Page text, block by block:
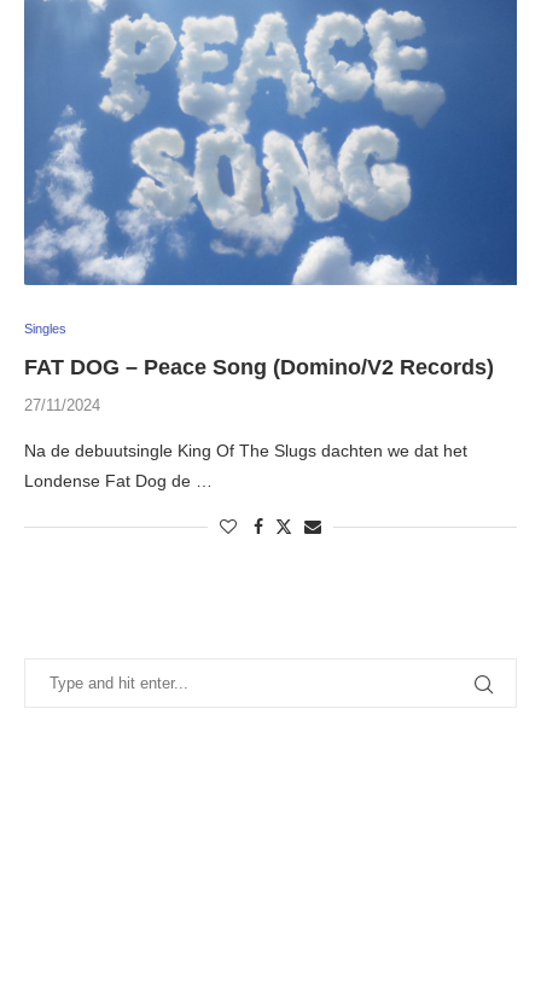
Singles
FAT DOG – Peace Song (Domino/V2 Records)
27/11/2024
Na de debuutsingle King Of The Slugs dachten we dat het
Londense Fat Dog de …